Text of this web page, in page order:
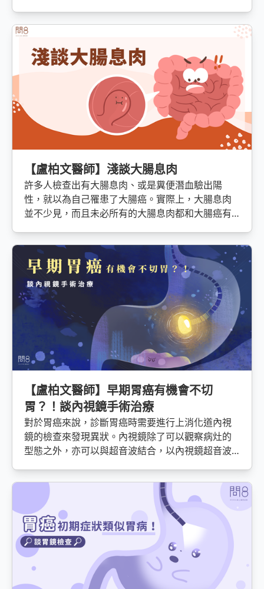
龐大的經濟壓力。
【盧柏文醫師】淺談大腸息肉
許多人檢查出有大腸息肉、或是糞便潛血驗出陽
性，就以為自己罹患了大腸癌。實際上，大腸息肉
並不少見，而且未必所有的大腸息肉都和大腸癌有
【盧柏文醫師】早期胃癌有機會不切
胃？！談內視鏡手術治療
對於胃癌來說，診斷胃癌時需要進行上消化道內視
鏡的檢查來發現異狀。內視鏡除了可以觀察病灶的
型態之外，亦可以與超音波結合，以內視鏡超音波